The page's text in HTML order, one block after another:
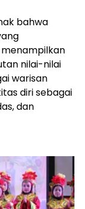
bahwa
nilai-nilai
warisan
diri sebagai
dan